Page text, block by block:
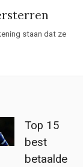
staan dat ze
Top 15
best
betaalde